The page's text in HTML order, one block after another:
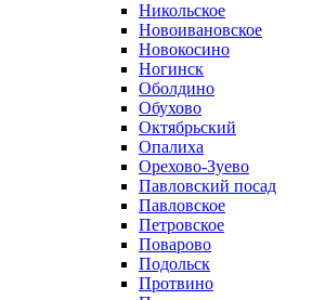
Никольское
Новоивановское
Новокосино
Ногинск
Оболдино
Обухово
Октябрьский
Опалиха
Орехово-Зуево
Павловский посад
Павловское
Петровское
Поварово
Подольск
Протвино